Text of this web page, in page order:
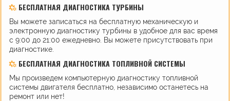
БЕСПЛАТНАЯ ДИАГНОСТИКА ТУРБИНЫ
Вы можете записаться на бесплатную механическую и
электронную диагностику турбины в удобное для вас время
с 9:00 до 21:00 ежедневно. Вы можете присутствовать при
диагностике.
БЕСПЛАТНАЯ ДИАГНОСТИКА ТОПЛИВНОЙ СИСТЕМЫ
Мы произведем компьютерную диагностику топливной
системы двигателя бесплатно, независимо останетесь на
ремонт или нет!